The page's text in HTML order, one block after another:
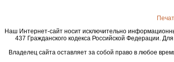
Наш Интернет-сайт носит исключительно
437 Гражданского кодекса Российской Федерации.
Владелец сайта оставляет за собой право в любое